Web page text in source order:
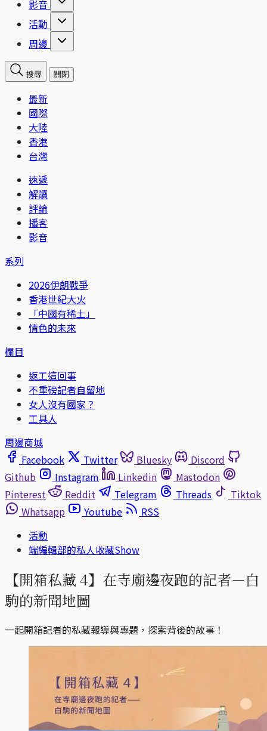
影音
活動
周邊
搜尋 關閉
最新
國際
大陸
香港
台灣
速遞
解讀
評論
播客
影音
系列
2026伊朗戰爭
香港世紀大火
「中國有稀土」
情色的未來
欄目
返工這回事
不重磅記者自留地
女人沒有國家？
工具人
周邊商城
Facebook
Twitter Bluesky
Discord
Github
Instagram Linkedin
Mastodon
Pinterest
Reddit Telegram Threads
Tiktok
Whatsapp
Youtube
RSS
活動
端編輯部的私人收藏Show
【開箱私藏 4】在寺廟邊夜跑的記者－白
駒的新聞地圖
一起開箱記者的私藏報導與專題，探索背後的故事！